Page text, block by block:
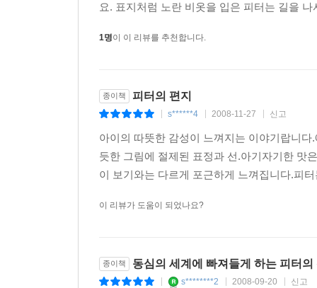
요. 표지처럼 노란 비옷을 입은 피터는 길을
1명이 이 리뷰를 추천합니다.
종이책 피터의 편지
s******4 2008-11-27 신고
아이의 따뜻한 감성이 느껴지는 이야기랍니
듯한 그림에 절제된 표정과 선.아기자기한 맛
이 보기와는 다르게 포근하게 느껴집니다.피
이 리뷰가 도움이 되었나요?
종이책 동심의 세계에 빠져들게 하는 피터의
s********2 2008-09-20 신고